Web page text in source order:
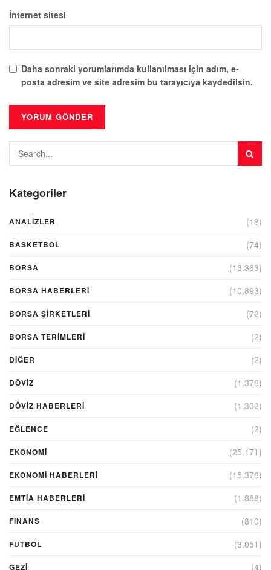
İnternet sitesi
Daha sonraki yorumlarımda kullanılması için adım, e-
posta adresim ve site adresim bu tarayıcıya kaydedilsin.
Kategoriler
ANALIZLER (18)
BASKETBOL (74)
BORSA (13.363)
BORSA HABERLERI (10.893)
BORSA ŞIRKETLERI (76)
BORSA TERIMLERI (2)
DIĞER (2)
DÖVİZ (1.376)
DÖVIZ HABERLERI (1.306)
EĞLENCE (2)
EKONOMİ (25.171)
EKONOMI HABERLERI (15.376)
EMTIA HABERLERI (1.888)
FINANS (810)
FUTBOL (3.051)
GEZI (4)